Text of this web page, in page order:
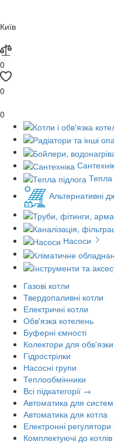
Київ
0
0
0
Тепла
Альтернативні
Насоси
Газові котли
Твердопаливні котли
Електричні котли
Обв'язка котелень
Буферні ємності
Колектори для
Гідрострілки
Насосні групи
Теплообмінники
Всі підкатегорії →
Автоматика для
Автоматика для котла
Електронні
Комплектуючі до котлів